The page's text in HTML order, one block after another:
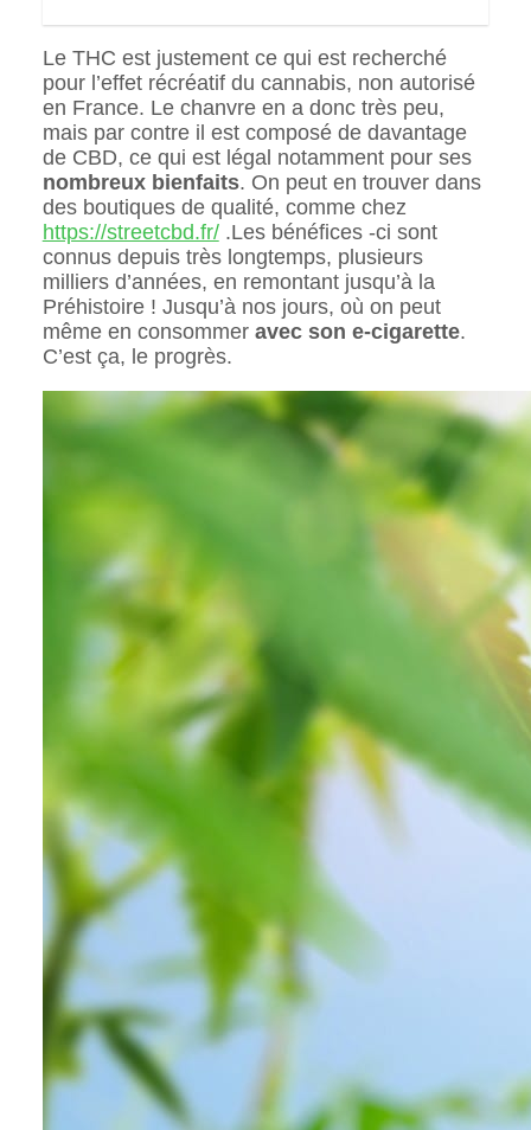
Le THC est justement ce qui est recherché
pour l’effet récréatif du cannabis, non autorisé
en France. Le chanvre en a donc très peu,
mais par contre il est composé de davantage
de CBD, ce qui est légal notamment pour ses
nombreux bienfaits. On peut en trouver dans
des boutiques de qualité, comme chez
https://streetcbd.fr/.Les bénéfices -ci sont
connus depuis très longtemps, plusieurs
milliers d’années, en remontant jusqu’à la
Préhistoire ! Jusqu’à nos jours, où on peut
même en consommer avec son e-cigarette.
C’est ça, le progrès.